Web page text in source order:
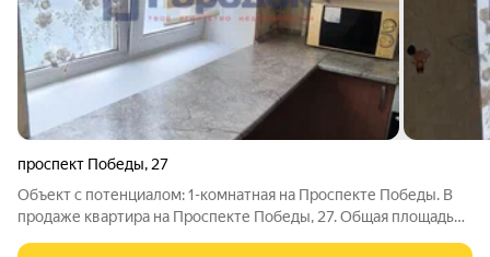
проспект Победы, 27
Объект с потенциалом: 1-комнатная на Проспекте Победы. В
продаже квартира на Проспекте Победы, 27. Общая площадь